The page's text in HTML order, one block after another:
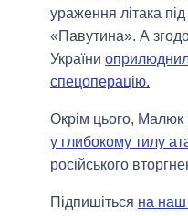
ураження літака
«Павутина». А
України
спецоперацію.
Окрім цього, Малюк
у глибокому тилу
російського
Підпишіться на наш